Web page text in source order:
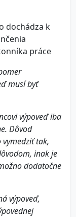
dochádza k
práce
musí byť
výpoveď iba
Dôvod
vymedziť tak,
inak je
dodatočne
výpoveď,